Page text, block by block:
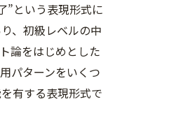
”という表現形式に
、初級レベルの中
論をはじめとした
パターンをいくつ
有する表現形式で